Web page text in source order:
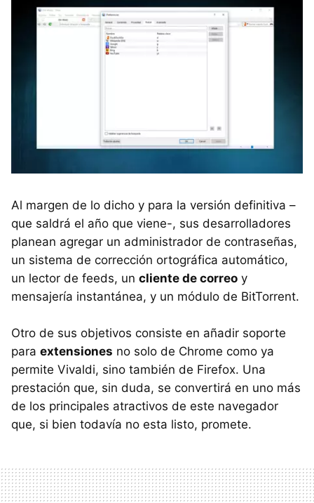
Al margen de lo dicho y para la versión definitiva –
que saldrá el año que viene-, sus desarrolladores
planean agregar un administrador de contraseñas,
un sistema de corrección ortográfica automático,
un lector de feeds, un cliente de correo y
mensajería instantánea, y un módulo de BitTorrent.
Otro de sus objetivos consiste en añadir soporte
para extensiones no solo de Chrome como ya
permite Vivaldi, sino también de Firefox. Una
prestación que, sin duda, se convertirá en uno más
de los principales atractivos de este navegador
que, si bien todavía no esta listo, promete.